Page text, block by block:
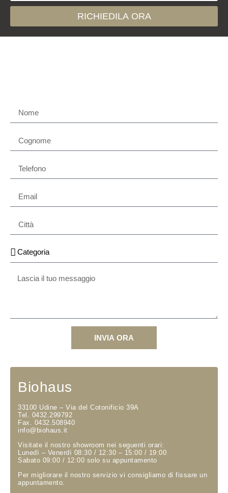
RICHIEDILA ORA
INVIA ORA
Biohaus
33100 Udine – Via del Cotonificio 39A
Tel. 0432.299792
Fax. 0432.508940
info@biohaus.it
Visitate il nostro showroom nei seguenti orari:
Lunedì – Venerdì 08:30 / 12:30 – 15:00 / 19:00
Sabato 09:00 / 12:00 solo su appuntamento
Per migliorare il nostro servizio vi consigliamo di fissare un
appuntamento.